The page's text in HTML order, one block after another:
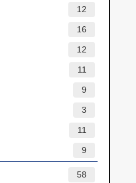
12
16
12
11
9
3
11
9
58